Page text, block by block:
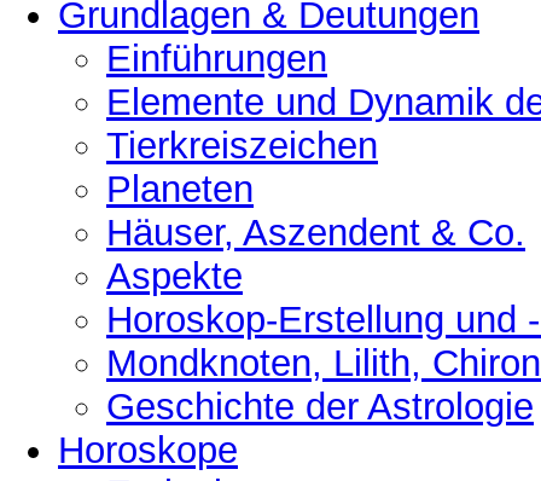
Grundlagen & Deutungen
Einführungen
Elemente und Dynamik
Tierkreiszeichen
Planeten
Häuser, Aszendent & Co.
Aspekte
Horoskop-Erstellung und
Mondknoten, Lilith,
Geschichte der Astrologie
Horoskope